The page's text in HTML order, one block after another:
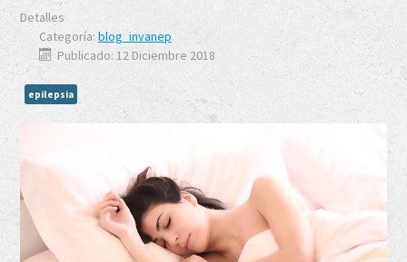
Detalles
Categoría: blog_invanep
Publicado: 12 Diciembre 2018
epilepsia